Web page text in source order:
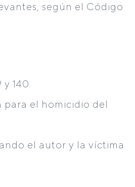
según el Código
140.
para el homicidio del
el autor y la víctima